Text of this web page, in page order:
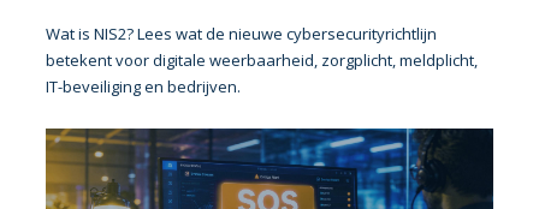
Wat is NIS2? Lees wat de nieuwe cybersecurityrichtlijn
betekent voor digitale weerbaarheid, zorgplicht, meldplicht,
IT-beveiliging en bedrijven.